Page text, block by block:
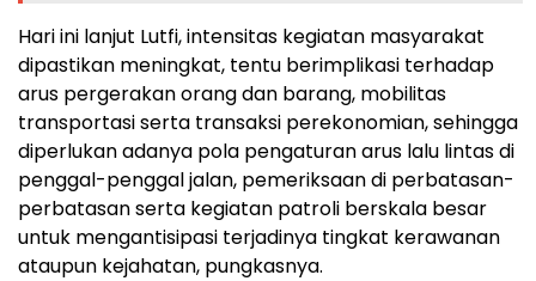
Hari ini lanjut Lutfi, intensitas kegiatan masyarakat
dipastikan meningkat, tentu berimplikasi terhadap
arus pergerakan orang dan barang, mobilitas
transportasi serta transaksi perekonomian, sehingga
diperlukan adanya pola pengaturan arus lalu lintas di
penggal-penggal jalan, pemeriksaan di perbatasan-
perbatasan serta kegiatan patroli berskala besar
untuk mengantisipasi terjadinya tingkat kerawanan
ataupun kejahatan, pungkasnya.